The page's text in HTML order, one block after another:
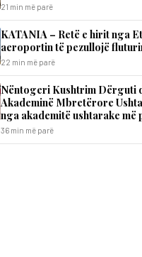
21 min më parë
KATANIA – Retë e hirit nga
aeroportin të pezullojë
22 min më parë
Nëntogeri Kushtrim Dërguti
Akademinë Mbretërore
nga akademitë ushtarake
36 min më parë